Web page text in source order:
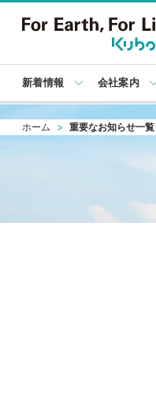
新着情報 会社案内
ホーム 重要なお知らせ一覧